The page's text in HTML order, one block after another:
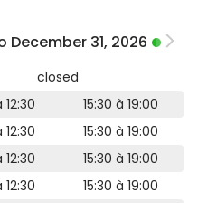
December 31, 2026
closed
15:30 à 19:00
15:30 à 19:00
15:30 à 19:00
15:30 à 19:00